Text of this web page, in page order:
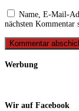
Name, E-Mail-
nächsten Kommentar
Werbung
Wir auf Facebook